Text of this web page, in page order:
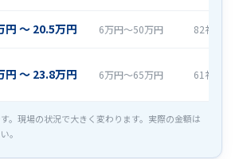
円 〜 20.5万円 6万円〜50万円 82社
円 〜 23.8万円 6万円〜65万円 61社
。現場の状況で大きく変わります。実際の金額は
。